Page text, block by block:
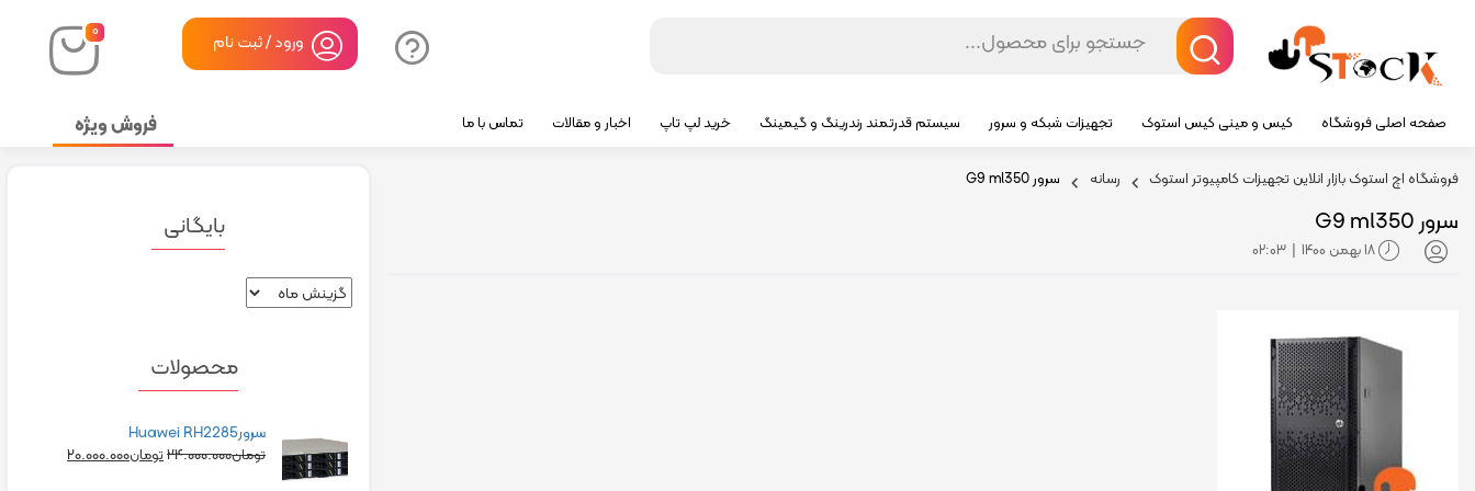
۰ ورود / ثبت نام
صفحه اصلی فروشگاه کیس و مینی کیس استوک تجهیزات شبکه و سرور سیستم قدرتمند رندرینگ و گیمینگ خرید لپ تاپ اخبار و مقالات تماس با ما فروش ویژه
فروشگاه اچ استوک بازار انلاین تجهیزات کامپیوتر استوک رسانه سرور G9 ml350
سرور G9 ml350
18 بهمن 1400 |
02:03
بایگانی
محصولات
سرورHuawei RH2285
تومان۲۴.۰۰۰.۰۰۰تومان۲۰.۰۰۰.۰۰۰